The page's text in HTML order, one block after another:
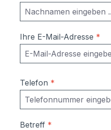
Ihre E-Mail-Adresse *
Telefon *
Betreff *